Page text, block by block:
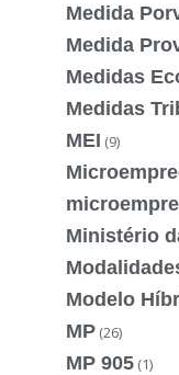
Medida
Medida
Medidas
Medidas
MEI (9)
Ministério
Modelo
MP (26)
MP 905 (1)